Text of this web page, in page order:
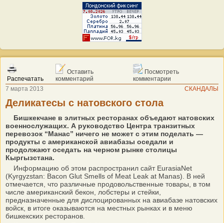
Распечатать
Оставить
комментарий
Посмотреть
комментарии
7 марта 2013
СКАНДАЛЫ
Деликатесы с натовского стола
Бишкекчане в элитных ресторанах объедают натовских
военнослужащих. А руководство Центра транзитных
перевозок “Манас” ничего не может с этим поделать —
продукты с американской авиабазы оседали и
продолжают оседать на черном рынке столицы
Кыргызстана.
Информацию об этом распространил сайт EurasiaNet
(Kyrgyzstan: Bacon Glut Smells of Meat Leak at Manas). В ней
отмечается, что различные продовольственные товары, в том
числе американский бекон, лобстеры и стейки,
предназначенные для дислоцированных на авиабазе натовских
войск, в итоге оказываются на местных рынках и в меню
бишкекских ресторанов.